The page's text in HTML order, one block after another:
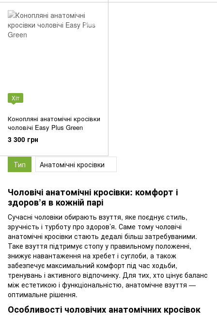
Хіт
Конопляні анатомічні кросівки
чоловічі Easy Plus Green
3 300 грн
Чоловічі анатомічні кросівки: комфорт і
здоров’я в кожній парі
Сучасні чоловіки обирають взуття, яке поєднує стиль,
зручність і турботу про здоров’я. Саме тому чоловічі
анатомічні кросівки стають дедалі більш затребуваними.
Таке взуття підтримує стопу у правильному положенні,
знижує навантаження на хребет і суглоби, а також
забезпечує максимальний комфорт під час ходьби,
тренувань і активного відпочинку. Для тих, хто цінує баланс
між естетикою і функціональністю, анатомічне взуття —
оптимальне рішення.
Особливості чоловічих анатомічних кросівок
Тип Анатомічні кросівки